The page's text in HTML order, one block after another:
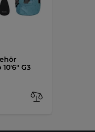
G3